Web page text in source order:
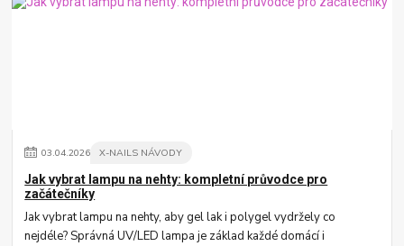
03.04.2026 X-NAILS NÁVODY
Jak vybrat lampu na nehty: kompletní průvodce pro
začátečníky
Jak vybrat lampu na nehty, aby gel lak i polygel vydržely co
nejdéle? Správná UV/LED lampa je základ každé domácí i